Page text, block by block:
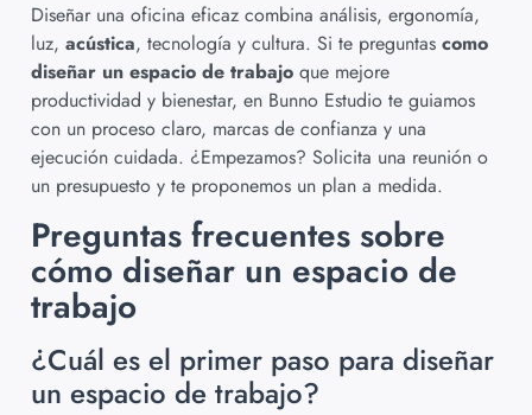
Diseñar una oficina eficaz combina análisis, ergonomía,
luz, acústica, tecnología y cultura. Si te preguntas como
diseñar un espacio de trabajo que mejore
productividad y bienestar, en Bunno Estudio te guiamos
con un proceso claro, marcas de confianza y una
ejecución cuidada. ¿Empezamos? Solicita una reunión o
un presupuesto y te proponemos un plan a medida.
Preguntas frecuentes sobre
cómo diseñar un espacio de
trabajo
¿Cuál es el primer paso para diseñar
un espacio de trabajo?